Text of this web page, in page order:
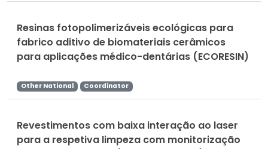
Resinas fotopolimerizáveis ecológicas para
fabrico aditivo de biomateriais cerâmicos
para aplicações médico-dentárias (ECORESIN)
Other National Coordinator
Revestimentos com baixa interação ao laser
para a respetiva limpeza com monitorização